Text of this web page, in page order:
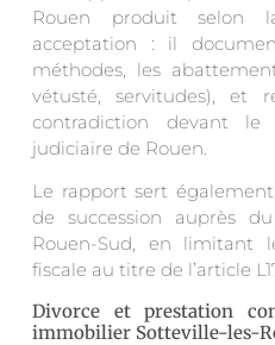
Rouen produit selon
acceptation : il
méthodes, les
vétusté, servitudes), et
contradiction devant
judiciaire de Rouen.
Le rapport sert
de succession auprès
Rouen-Sud, en limitant
fiscale au titre de l’article
Divorce et prestation
immobilier Sotteville-les-